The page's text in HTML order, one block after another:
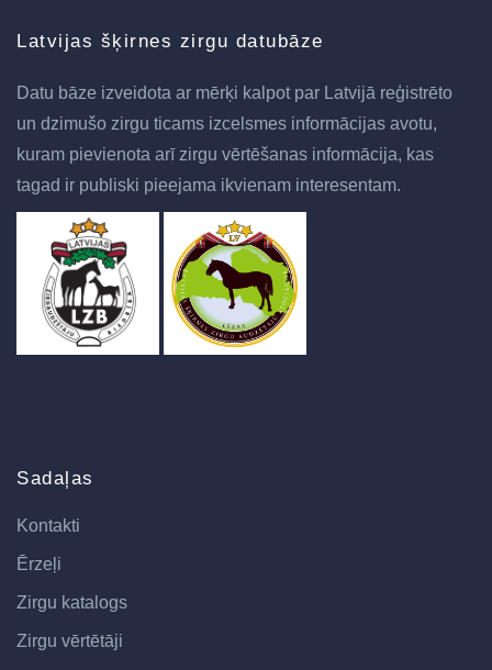
Latvijas šķirnes zirgu datubāze
Datu bāze izveidota ar mērķi kalpot par Latvijā reģistrēto
un dzimušo zirgu ticams izcelsmes informācijas avotu,
kuram pievienota arī zirgu vērtēšanas informācija, kas
tagad ir publiski pieejama ikvienam interesentam.
Sadaļas
Kontakti
Ērzeļi
Zirgu katalogs
Zirgu vērtētāji